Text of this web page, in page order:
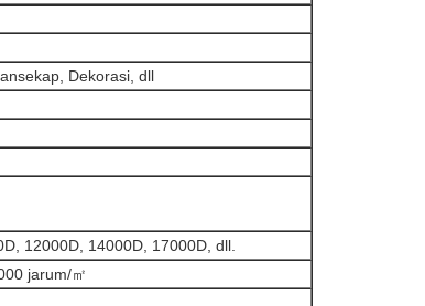
Dekorasi, dll
12000D, 14000D, 17000D, dll.
jarum/㎡